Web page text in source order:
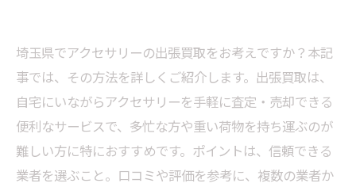
埼玉県でアクセサリーの出張買取をお考えですか？本記
事では、その方法を詳しくご紹介します。出張買取は、
自宅にいながらアクセサリーを手軽に査定・売却できる
便利なサービスで、多忙な方や重い荷物を持ち運ぶのが
難しい方に特におすすめです。ポイントは、信頼できる
業者を選ぶこと。口コミや評価を参考に、複数の業者か